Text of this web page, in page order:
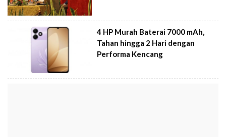
4 HP Murah Baterai 7000 mAh,
Tahan hingga 2 Hari dengan
Performa Kencang